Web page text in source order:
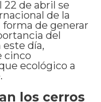
22 de abril se
de la
de generar
del
día,
cinco
ecológico a
los cerros